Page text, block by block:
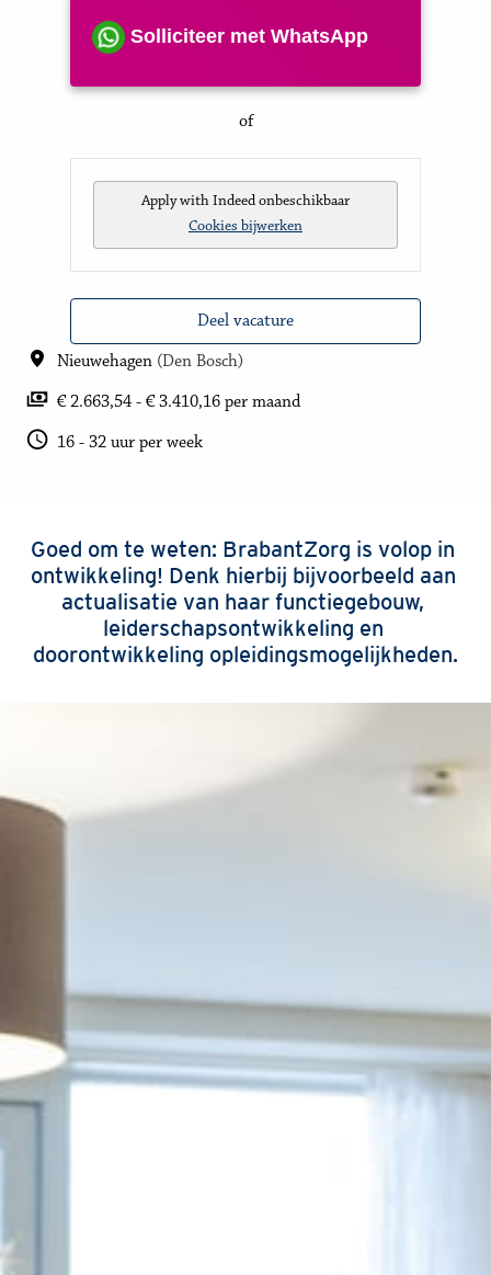
Solliciteer met WhatsApp
of
Apply with Indeed onbeschikbaar
Cookies bijwerken
Deel vacature
Nieuwehagen (Den Bosch)
€ 2.663,54 - € 3.410,16 per maand
16 - 32 uur per week
Goed om te weten: BrabantZorg is volop in
ontwikkeling! Denk hierbij bijvoorbeeld aan
actualisatie van haar functiegebouw,
leiderschapsontwikkeling en
doorontwikkeling opleidingsmogelijkheden.